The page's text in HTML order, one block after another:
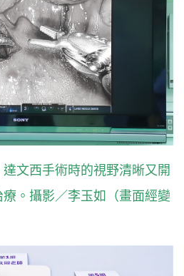
文西手術時的視野清晰又開
。攝影／李玉如（畫面經變